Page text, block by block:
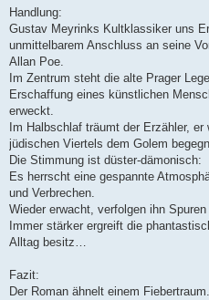
Handlung:
Gustav Meyrinks Kultklassiker uns
unmittelbarem Anschluss an seine
Allan Poe.
Im Zentrum steht die alte Prager
Erschaffung eines künstlichen
erweckt.
Im Halbschlaf träumt der Erzähler,
jüdischen Viertels dem Golem
Die Stimmung ist düster-dämonisch:
Es herrscht eine gespannte
und Verbrechen.
Wieder erwacht, verfolgen ihn
Immer stärker ergreift die
Alltag besitz…
Fazit:
Der Roman ähnelt einem Fiebertraum.